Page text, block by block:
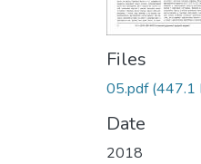
Files
05.pdf(447.1
Date
2018